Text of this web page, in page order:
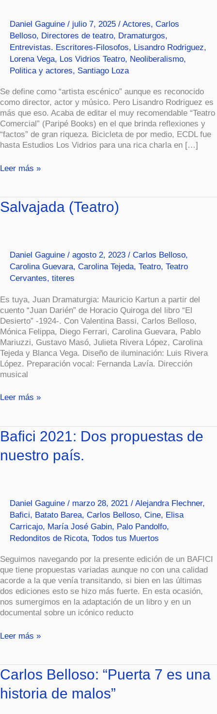
Daniel Gaguine / julio 7, 2025 / Actores, Carlos
Belloso, Directores de teatro, Dramaturgos,
Entrevistas. Escritores-Filosofos, Lisandro Rodriguez,
Lorena Vega, Los Vidrios Teatro, Neoliberalismo,
Politica y actores, Santiago Loza
Se define como “artista escénico” aunque es reconocido
como director, actor y músico. Pero Lisandro Rodriguez es
más que eso. Acaba de editar el muy recomendable “Teatro
Comercial” (Paripé Books) en el que brinda reflexiones y
“factos” de gran riqueza. Bicicleta de por medio, ECDL fue
hasta Estudios Los Vidrios para una rica charla en […]
deseo
cambiante
presente”
Leer más »
Salvajada (Teatro)
Daniel Gaguine / agosto 2, 2023 / Carlos Belloso,
Carolina Guevara, Carolina Tejeda, Teatro, Teatro
Cervantes, titeres
Es tuya, Juan Dramaturgia: Mauricio Kartun a partir del
cuento “Juan Darién” de Horacio Quiroga del libro “El
Desierto” -1924-. Con Valentina Bassi, Carlos Belloso,
Mónica Felippa, Diego Ferrari, Carolina Guevara, Pablo
Mariuzzi, Gustavo Masó, Julieta Rivera López, Carolina
Tejeda y Blanca Vega. Diseño de iluminación: Luis Rivera
López. Preparación vocal: Fernanda Lavía. Dirección
musical
Salvajada
(Teatro)
Leer más »
Bafici 2021: Dos propuestas de
nuestro país.
Daniel Gaguine / marzo 28, 2021 / Alejandra Flechner,
Bafici, Batato Barea, Carlos Belloso, Cine, Elisa
Carricajo, María José Gabin, Palo Pandolfo,
Redonditos de Ricota, Todos tus Muertos
Seguimos navegando por la presente edición de un BAFICI
que tiene propuestas variadas aunque no con una calidad
acorde a la que venía transitando, si bien en las últimas
dos ediciones esto se hizo más fuerte. En esta ocasión,
nos sumergimos en la adaptación de un libro y en un
documental sobre un icónico reducto
Bafici
2021:
Dos
propuestas
Leer más »
Carlos Belloso: “Puerta 7 es una
historia de malos”
Carlos
Belloso:
“Puerta